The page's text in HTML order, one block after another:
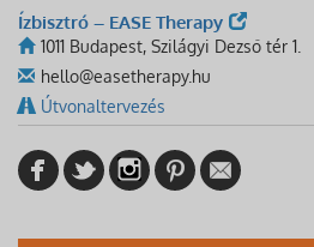
Ízbisztró – EASE Therapy
1011 Budapest, Szilágyi Dezső tér 1.
hello@easetherapy.hu
Útvonaltervezés